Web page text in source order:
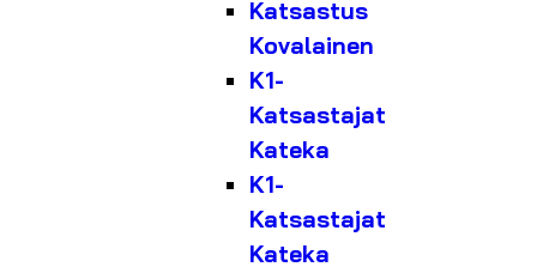
Katsastus
Kovalainen
K1-
Katsastajat
Kateka
K1-
Katsastajat
Kateka